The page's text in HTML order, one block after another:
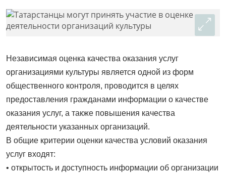
Независимая оценка качества оказания услуг
организациями культуры является одной из форм
общественного контроля, проводится в целях
предоставления гражданами информации о качестве
оказания услуг, а также повышения качества
деятельности указанных организаций.
В общие критерии оценки качества условий оказания
услуг входят:
• открытость и доступность информации об организации